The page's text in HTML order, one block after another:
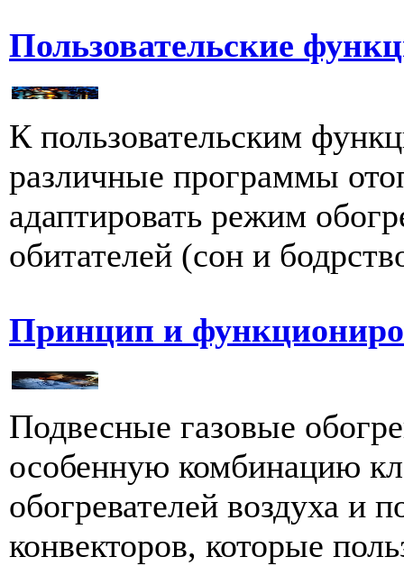
Пользовательские
К пользовательским
различные программы
адаптировать режим
обитателей (сон и
Принцип и
Подвесные газовые
особенную комбинацию
обогревателей воздуха и
конвекторов, которые